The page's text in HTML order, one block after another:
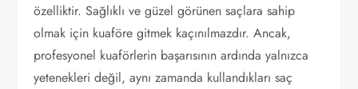
özelliktir. Sağlıklı ve güzel görünen saçlara sahip
olmak için kuaföre gitmek kaçınılmazdır. Ancak,
profesyonel kuaförlerin başarısının ardında yalnızca
yetenekleri değil, aynı zamanda kullandıkları saç